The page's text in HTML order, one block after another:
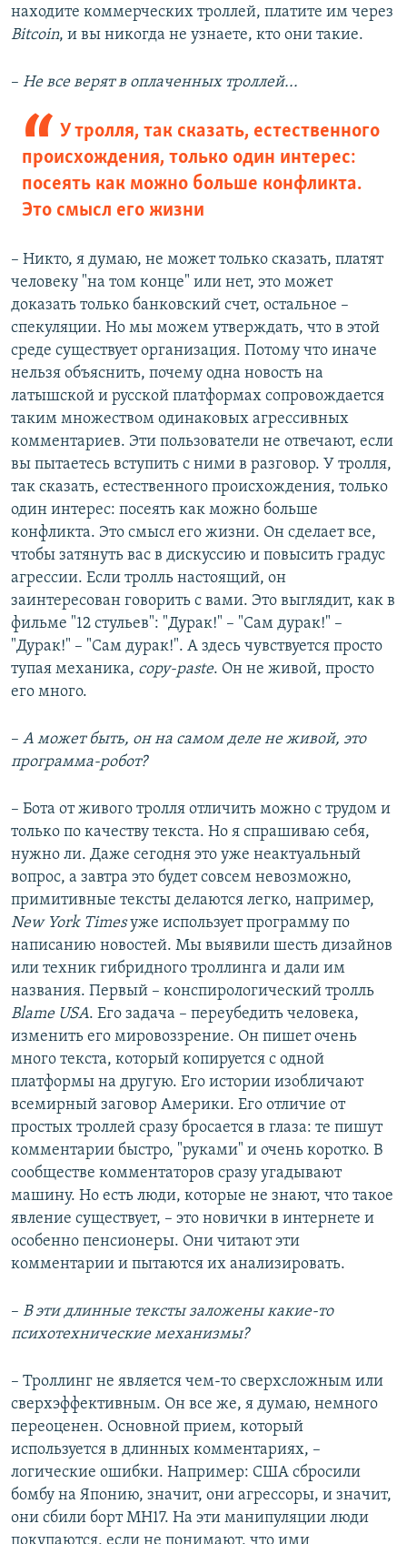
находите коммерческих троллей, платите им через
Bitcoin, и вы никогда не узнаете, кто они такие.
– Не все верят в оплаченных троллей...
У тролля, так сказать, естественного
происхождения, только один интерес:
посеять как можно больше конфликта.
Это смысл его жизни
– Никто, я думаю, не может только сказать, платят
человеку "на том конце" или нет, это может
доказать только банковский счет, остальное –
спекуляции. Но мы можем утверждать, что в этой
среде существует организация. Потому что иначе
нельзя объяснить, почему одна новость на
латышской и русской платформах сопровождается
таким множеством одинаковых агрессивных
комментариев. Эти пользователи не отвечают, если
вы пытаетесь вступить с ними в разговор. У тролля,
так сказать, естественного происхождения, только
один интерес: посеять как можно больше
конфликта. Это смысл его жизни. Он сделает все,
чтобы затянуть вас в дискуссию и повысить градус
агрессии. Если тролль настоящий, он
заинтересован говорить с вами. Это выглядит, как в
фильме "12 стульев": "Дурак!" – "Сам дурак!" –
"Дурак!" – "Сам дурак!". А здесь чувствуется просто
тупая механика, copy-paste. Он не живой, просто
его много.
– А может быть, он на самом деле не живой, это
программа-робот?
– Бота от живого тролля отличить можно с трудом и
только по качеству текста. Но я спрашиваю себя,
нужно ли. Даже сегодня это уже неактуальный
вопрос, а завтра это будет совсем невозможно,
примитивные тексты делаются легко, например,
New York Timesуже использует программу по
написанию новостей. Мы выявили шесть дизайнов
или техник гибридного троллинга и дали им
названия. Первый – конспирологический тролль
Blame USA. Его задача – переубедить человека,
изменить его мировоззрение. Он пишет очень
много текста, который копируется с одной
платформы на другую. Его истории изобличают
всемирный заговор Америки. Его отличие от
простых троллей сразу бросается в глаза: те пишут
комментарии быстро, "руками" и очень коротко. В
сообществе комментаторов сразу угадывают
машину. Но есть люди, которые не знают, что такое
явление существует, – это новички в интернете и
особенно пенсионеры. Они читают эти
комментарии и пытаются их анализировать.
– В эти длинные тексты заложены какие-то
психотехнические механизмы?
– Троллинг не является чем-то сверхсложным или
сверхэффективным. Он все же, я думаю, немного
переоценен. Основной прием, который
используется в длинных комментариях, –
логические ошибки. Например: США сбросили
бомбу на Японию, значит, они агрессоры, и значит,
они сбили борт MH17. На эти манипуляции люди